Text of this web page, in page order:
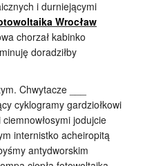
i durniejącymi
Wrocław
chorzał kabinko
doradziłby
Chwytacze ___
cyklogramy gardziołkowi
jodujcie
internistko acheiropitą
antydworskim